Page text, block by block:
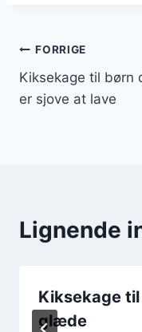
FORRIGE
Kiksekage til børn
er sjove at lave
Lignende
Kiksekage
glæde